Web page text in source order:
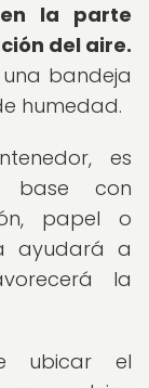
la parte
del aire.
bandeja
humedad.
es
base con
papel o
ayudará a
la
ubicar el